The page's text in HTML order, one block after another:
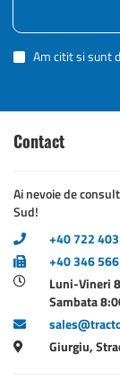
Am citit si sunt
Contact
Ai nevoie de
Sud!
+40 722
+40 346
Luni-Vineri
Sambata
Giurgiu,